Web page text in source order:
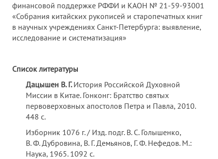
финансовой поддержке РФФИ и КАОН № 21-59-93001
«Собрания китайских рукописей и старопечатных книг
в научных учреждениях Санкт-Петербурга: выявление,
исследование и систематизация»
Список литературы
Дацышен В. Г.История Российской Духовной
Миссии в Китае. Гонконг: Братство святых
первоверховных апостолов Петра и Павла, 2010.
448 с.
Изборник 1076 г. / Изд. подг. В. С. Голышенко,
В. Ф. Дубровина, В. Г. Демьянов, Г. Ф. Нефедов. М.:
Наука, 1965. 1092 с.